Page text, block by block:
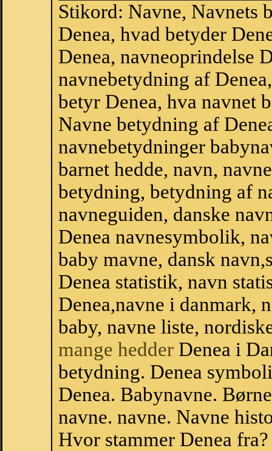
Stikord: Navne, Navnets
Denea, hvad betyder
Denea, navneoprindelse
navnebetydning af
betyr Denea, hva navnet
Navne betydning af
navnebetydninger
barnet hedde, navn,
betydning, betydning af
navneguiden, danske
Denea navnesymbolik,
baby mavne, dansk
Denea statistik, navn
Denea,navne i danmark,
baby, navne liste,
mange hedder Denea i
betydning. Denea
Denea. Babynavne.
navne. navne. Navne
Hvor stammer Denea fra?